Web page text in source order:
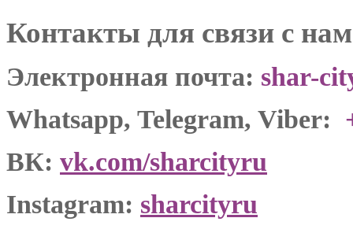
Контакты для связи с
Электронная почта: shar-
Whatsapp, Telegram, Viber:
ВК: vk.com/sharcityru
Instagram: sharcityru